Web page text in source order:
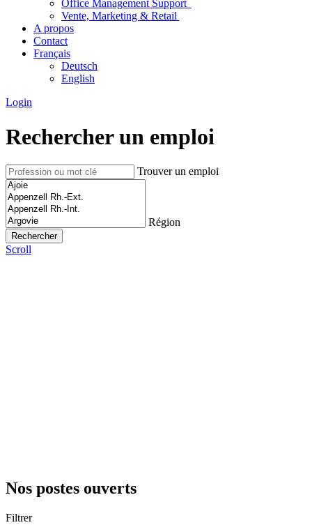
Office Management Support
Vente, Marketing & Retail
A propos
Contact
Français
Deutsch
English
Login
Rechercher un emploi
Trouver un emploi
Région
Scroll
Nos postes ouverts
Filtrer